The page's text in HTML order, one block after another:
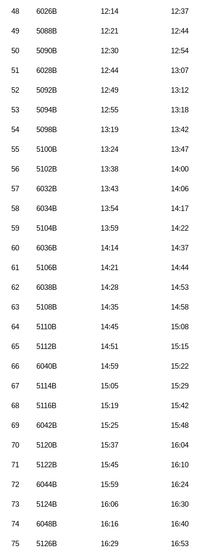
48 6026B 12:14 12:37
49 5088B 12:21 12:44
50 5090B 12:30 12:54
51 6028B 12:44 13:07
52 5092B 12:49 13:12
53 5094B 12:55 13:18
54 5098B 13:19 13:42
55 5100B 13:24 13:47
56 5102B 13:38 14:00
57 6032B 13:43 14:06
58 6034B 13:54 14:17
59 5104B 13:59 14:22
60 6036B 14:14 14:37
61 5106B 14:21 14:44
62 6038B 14:28 14:53
63 5108B 14:35 14:58
64 5110B 14:45 15:08
65 5112B 14:51 15:15
66 6040B 14:59 15:22
67 5114B 15:05 15:29
68 5116B 15:19 15:42
69 6042B 15:25 15:48
70 5120B 15:37 16:04
71 5122B 15:45 16:10
72 6044B 15:59 16:24
73 5124B 16:06 16:30
74 6048B 16:16 16:40
75 5126B 16:29 16:53